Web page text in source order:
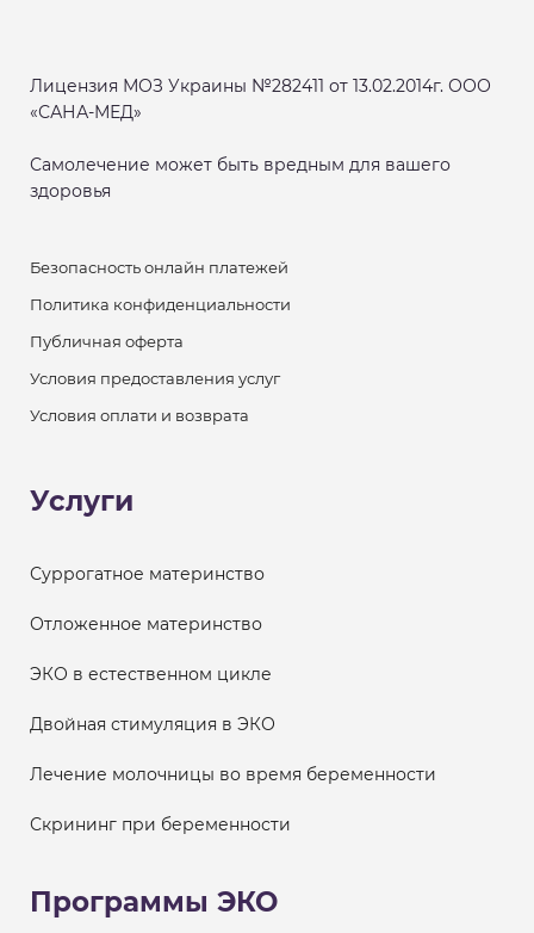
Лицензия МОЗ Украины №282411 от 13.02.2014г. ООО
«САНА-МЕД»
Самолечение может быть вредным для вашего
здоровья
Безопасность онлайн платежей
Политика конфиденциальности
Публичная оферта
Условия предоставления услуг
Условия оплати и возврата
Услуги
Суррогатное материнство
Отложенное материнство
ЭКО в естественном цикле
Двойная стимуляция в ЭКО
Лечение молочницы во время беременности
Скрининг при беременности
Программы ЭКО